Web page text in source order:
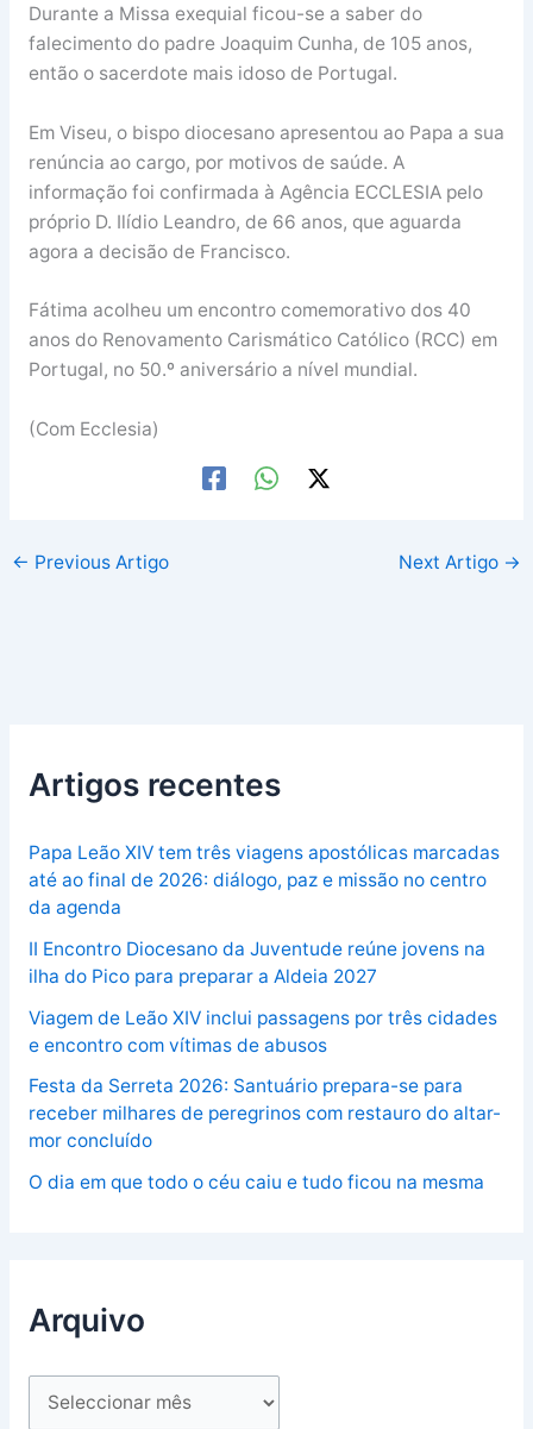
Durante a Missa exequial ficou-se a saber do
falecimento do padre Joaquim Cunha, de 105 anos,
então o sacerdote mais idoso de Portugal.
Em Viseu, o bispo diocesano apresentou ao Papa a sua
renúncia ao cargo, por motivos de saúde. A
informação foi confirmada à Agência ECCLESIA pelo
próprio D. Ilídio Leandro, de 66 anos, que aguarda
agora a decisão de Francisco.
Fátima acolheu um encontro comemorativo dos 40
anos do Renovamento Carismático Católico (RCC) em
Portugal, no 50.º aniversário a nível mundial.
(Com Ecclesia)
← Previous Artigo Next Artigo →
Artigos recentes
Papa Leão XIV tem três viagens apostólicas marcadas
até ao final de 2026: diálogo, paz e missão no centro
da agenda
II Encontro Diocesano da Juventude reúne jovens na
ilha do Pico para preparar a Aldeia 2027
Viagem de Leão XIV inclui passagens por três cidades
e encontro com vítimas de abusos
Festa da Serreta 2026: Santuário prepara-se para
receber milhares de peregrinos com restauro do altar-
mor concluído
O dia em que todo o céu caiu e tudo ficou na mesma
Arquivo